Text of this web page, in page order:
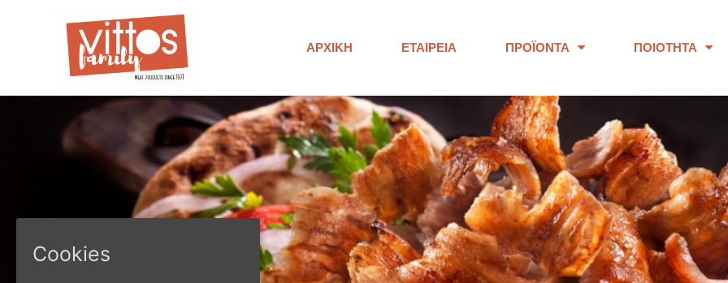
ΑΡΧΙΚΉ ΕΤΑΙΡΕΊΑ ΠΡΟΪΌΝΤΑ ΠΟΙΌΤΗΤΑ
Cookies